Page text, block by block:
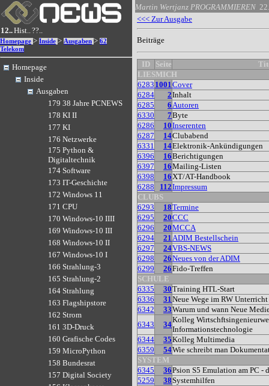
12..Hist..??..
Homepage > Inside > Ausgaben > 62
Telekom
Homepage
Inside
Ausgaben
179 38 Jahre PCNEWS
178 KI II
177 KI
176 Netzwerke
175 Python &
Digitaltechnik
174 Software
173 IT-Geschichte
172 Windows 11
171 CPU
170 Windows-10 IIII
169 Windows-10 III
168 Windows-10 II
167 Windows-10 I
166 Strahlung-3
165 Strahlung-2
164 Strahlung
163 Flagshipstore
162 Strom
161 3D-Druck
160 Grafische Codes
159 MicroPython
158 Bundesrat
157 Digital Society
Martin Wertjanz PROGRAMMIEREN
<<< Zur Ausgabe
Beiträge
ID Seite
LIESMICH
6283 1001Cover
6284
2Inhalt
6285
6Autoren
6330
7Byte
6286
10Inserenten
6287
14Clubabend
6331
14Elektronik-Ankündigungen
6396
16Berichtigungen
6397
16Mailing-Listen
6398
16XT/AT-Handbook
6288
112Impressum
CLUBS
6293
18Termine
6295
20CCC
6296
20MCCA
6294
21ADIM Bestellschein
6297
24VBS-NEWS
6298
26Neues von der ADIM
6299
26Fido-Treffen
SCHULE
6335
30Training HTL-Start
6336
31Neue Wege im RW Unterricht
6342
33Warum und wann Neue
6343
34
Kolleg
Informationstechnologie
6344
35Kolleg Multimedia
6359
54Wie schreibt man
SYSTEM
6345
36Psion S5 Emulation am PC -
5259
38Systemhilfen